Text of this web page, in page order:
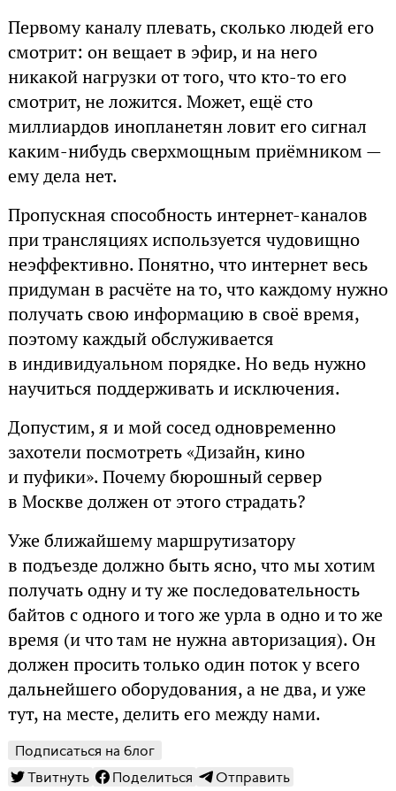
Первому каналу плевать, сколько людей его
смотрит: он вещает в эфир, и на него
никакой нагрузки от того, что кто-то его
смотрит, не ложится. Может, ещё сто
миллиардов инопланетян ловит его сигнал
каким-нибудь сверхмощным приёмником —
ему дела нет.
Пропускная способность интернет-каналов
при трансляциях используется чудовищно
неэффективно. Понятно, что интернет весь
придуман в расчёте на то, что каждому нужно
получать свою информацию в своё время,
поэтому каждый обслуживается
в индивидуальном порядке. Но ведь нужно
научиться поддерживать и исключения.
Допустим, я и мой сосед одновременно
захотели посмотреть «Дизайн, кино
и пуфики». Почему бюрошный сервер
в Москве должен от этого страдать?
Уже ближайшему маршрутизатору
в подъезде должно быть ясно, что мы хотим
получать одну и ту же последовательность
байтов с одного и того же урла в одно и то же
время (и что там не нужна авторизация). Он
должен просить только один поток у всего
дальнейшего оборудования, а не два, и уже
тут, на месте, делить его между нами.
Подписаться на блог
Твитнуть
Поделиться Отправить